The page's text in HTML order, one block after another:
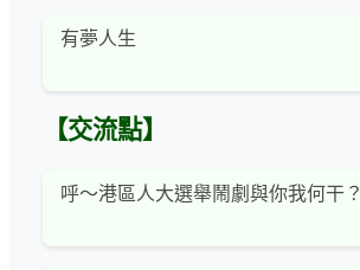
有夢人生
【交流點】
呼～港區人大選舉鬧劇與你我何干？